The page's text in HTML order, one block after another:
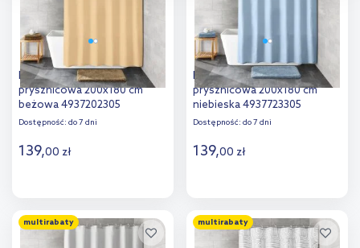
Kleine Wolke Kito zasłona
prysznicowa 200x180 cm
beżowa 4937202305
Dostępność: do 7 dni
139,00 zł
Dodaj do
Kleine Wolke Kito zasłona
prysznicowa 200x180 cm
niebieska 4937723305
Dostępność: do 7 dni
139,00 zł
Dodaj do
multirabaty multirabaty